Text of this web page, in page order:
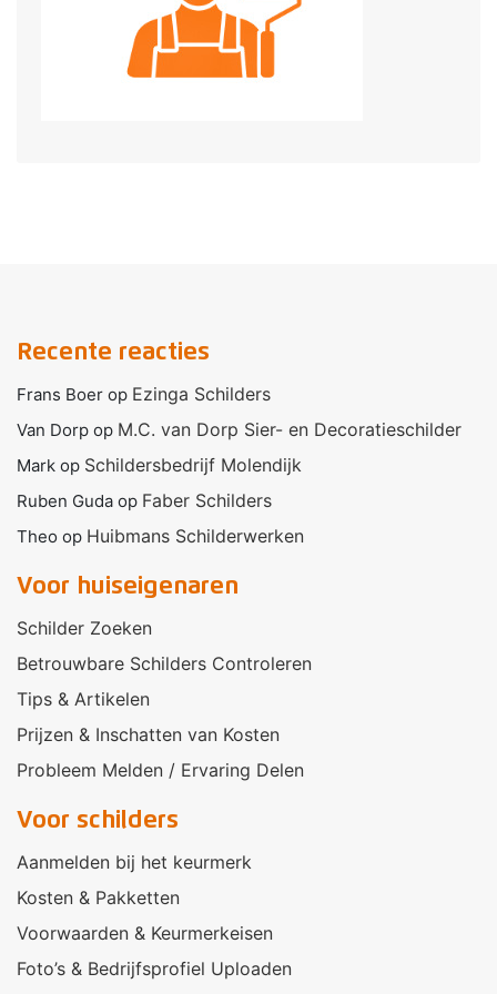
Recente reacties
Frans Boer op Ezinga Schilders
Van Dorp op M.C. van Dorp Sier- en Decoratieschilder
Mark op Schildersbedrijf Molendijk
Ruben Guda op Faber Schilders
Theo op Huibmans Schilderwerken
Voor huiseigenaren
Schilder Zoeken
Betrouwbare Schilders Controleren
Tips & Artikelen
Prijzen & Inschatten van Kosten
Probleem Melden / Ervaring Delen
Voor schilders
Aanmelden bij het keurmerk
Kosten & Pakketten
Voorwaarden & Keurmerkeisen
Foto’s & Bedrijfsprofiel Uploaden